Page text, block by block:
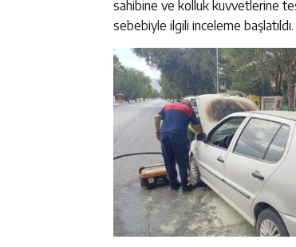
sahibine ve kolluk kuvvetlerine
sebebiyle ilgili inceleme başlatıldı.